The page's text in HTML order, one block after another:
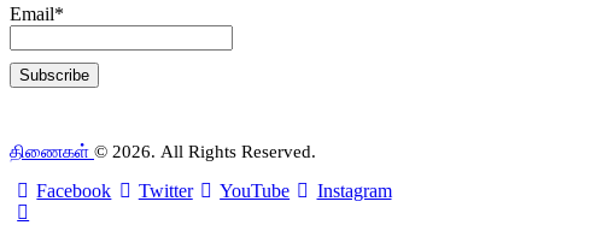
Email*
திணைகள் © 2026. All Rights Reserved.
Facebook Twitter YouTube Instagram